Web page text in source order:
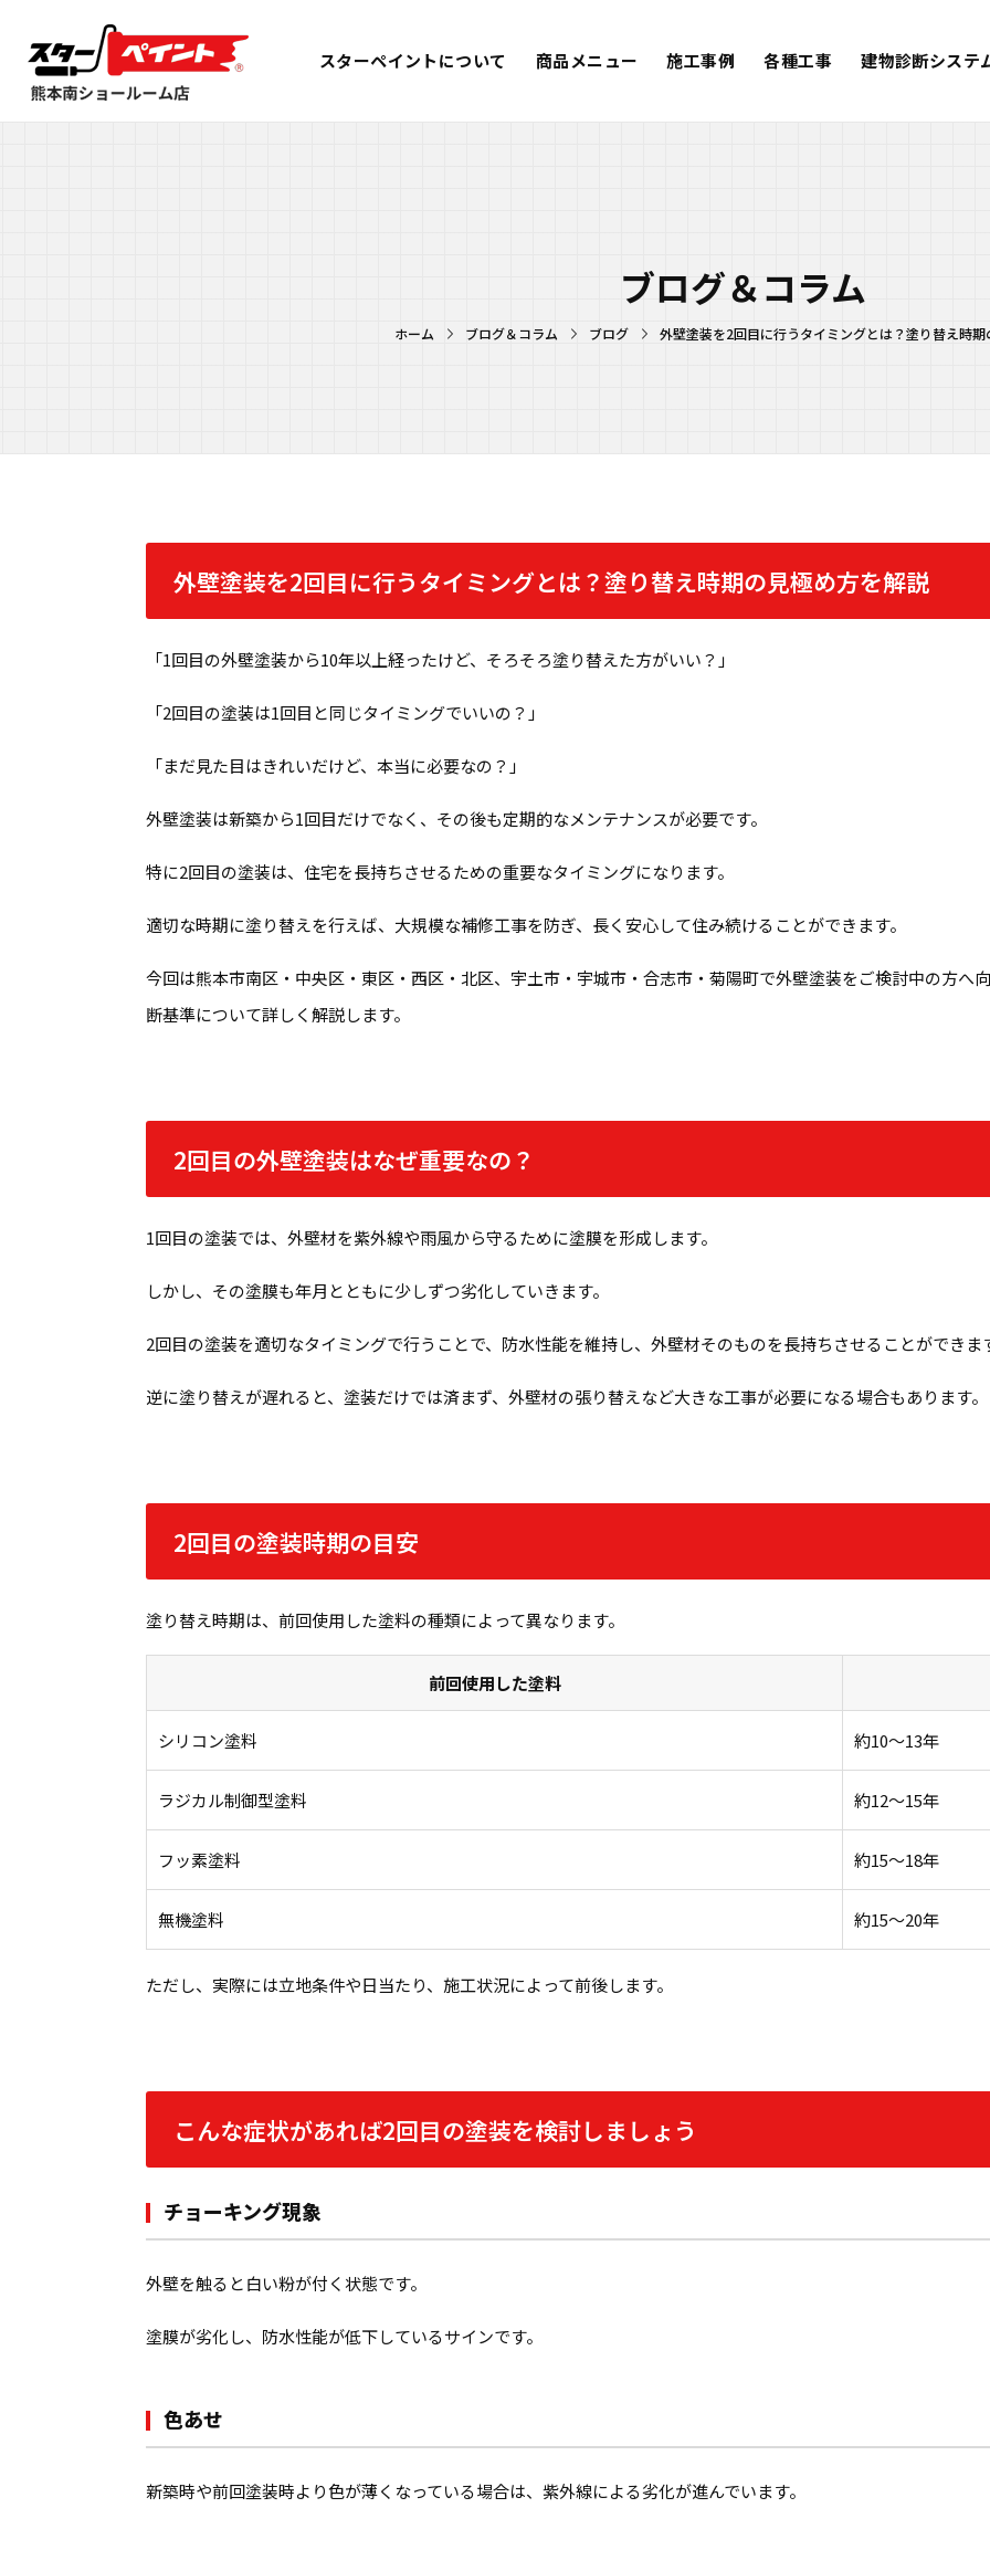
スターペイントについて 商品メニュー 施工事例 各種工事 建物診断システ
ブログ＆コラム
ホーム ブログ＆コラム ブログ 外壁塗装を2回目に行うタイミングとは？塗り替え時
外壁塗装を2回目に行うタイミングとは？塗り替え時期の見極め方を解説
「1回目の外壁塗装から10年以上経ったけど、そろそろ塗り替えた方がいい？」
「2回目の塗装は1回目と同じタイミングでいいの？」
「まだ見た目はきれいだけど、本当に必要なの？」
外壁塗装は新築から1回目だけでなく、その後も定期的なメンテナンスが必要です。
特に2回目の塗装は、住宅を長持ちさせるための重要なタイミングになります。
適切な時期に塗り替えを行えば、大規模な補修工事を防ぎ、長く安心して住み続けることができます。
今回は熊本市南区・中央区・東区・西区・北区、宇土市・宇城市・合志市・菊陽町で外壁塗装をご検討中の方へ
断基準について詳しく解説します。
2回目の外壁塗装はなぜ重要なの？
1回目の塗装では、外壁材を紫外線や雨風から守るために塗膜を形成します。
しかし、その塗膜も年月とともに少しずつ劣化していきます。
2回目の塗装を適切なタイミングで行うことで、防水性能を維持し、外壁材そのものを長持ちさせることができま
逆に塗り替えが遅れると、塗装だけでは済まず、外壁材の張り替えなど大きな工事が必要になる場合もあります。
2回目の塗装時期の目安
塗り替え時期は、前回使用した塗料の種類によって異なります。
前回使用した塗料
シリコン塗料 約10〜13年
ラジカル制御型塗料 約12〜15年
フッ素塗料 約15〜18年
無機塗料 約15〜20年
ただし、実際には立地条件や日当たり、施工状況によって前後します。
こんな症状があれば2回目の塗装を検討しましょう
チョーキング現象
外壁を触ると白い粉が付く状態です。
塗膜が劣化し、防水性能が低下しているサインです。
色あせ
新築時や前回塗装時より色が薄くなっている場合は、紫外線による劣化が進んでいます。